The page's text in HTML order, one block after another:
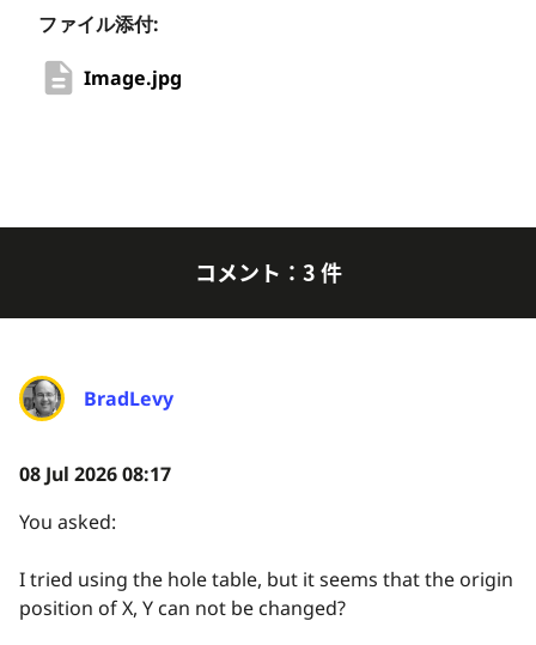
ファイル添付:
Image.jpg
コメント：3 件
BradLevy
08 Jul 2026 08:17
You asked:
I tried using the hole table, but it seems that the origin
position of X, Y can not be changed?